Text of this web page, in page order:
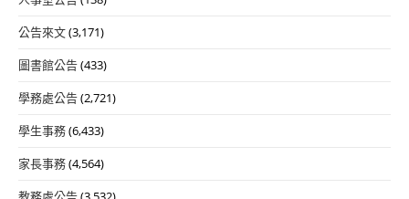
公告來文(3,171)
圖書館公告(433)
學務處公告(2,721)
學生事務(6,433)
家長事務(4,564)